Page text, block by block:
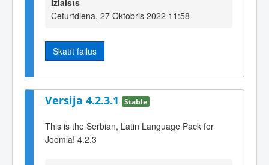
Ceturtdiena, 27 Oktobris 2022 11:58
Skatīt failus
Versija 4.2.3.1 Stable
This is the Serbian, Latin Language Pack for
Joomla! 4.2.3